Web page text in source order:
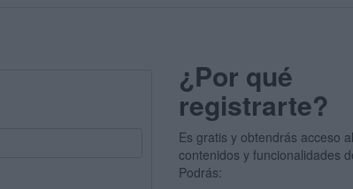
¿Por qué
registrarte?
Es gratis y obtendrás acceso
contenidos y funcionalidades
Podrás: